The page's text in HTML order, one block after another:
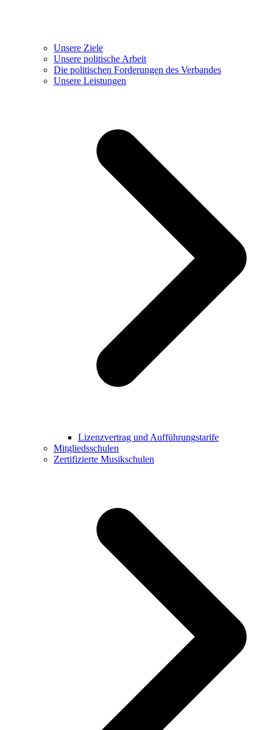
Unsere Ziele
Unsere politische Arbeit
Die politischen Forderungen des Verbandes
Unsere Leistungen
Lizenzvertrag und Aufführungstarife
Mitgliedsschulen
Zertifizierte Musikschulen